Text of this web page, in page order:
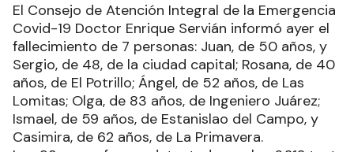
El Consejo de Atención Integral de la Emergencia
Covid-19 Doctor Enrique Servián informó ayer el
fallecimiento de 7 personas: Juan, de 50 años, y
Sergio, de 48, de la ciudad capital; Rosana, de 40
años, de El Potrillo; Ángel, de 52 años, de Las
Lomitas; Olga, de 83 años, de Ingeniero Juárez;
Ismael, de 59 años, de Estanislao del Campo, y
Casimira, de 62 años, de La Primavera.